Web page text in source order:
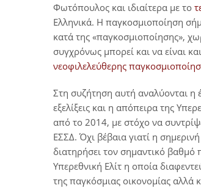
Φωτόπουλος και ιδιαίτερα με το
Ελληνικά. Η παγκοσμιοποίηση
κατά της «παγκοσμιοποίησης»,
συγχρόνως μπορεί και να είναι
νεοφιλελεύθερης
Στη συζήτηση αυτή αναλύονται η
εξελίξεις και η απόπειρα της
από το 2014, με στόχο να
ΕΣΣΔ. Όχι βέβαια γιατί η
διατηρήσει τον σημαντικό βαθμό
Υπερεθνική Ελίτ η οποία
της παγκόσμιας οικονομίας αλλά